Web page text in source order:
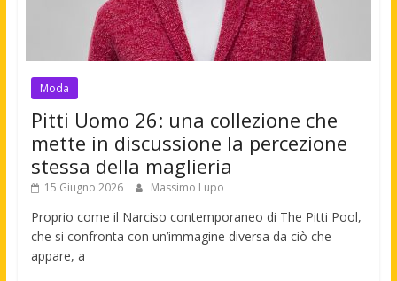
Moda
Pitti Uomo 26: una collezione che
mette in discussione la percezione
stessa della maglieria
15 Giugno 2026 Massimo Lupo
Proprio come il Narciso contemporaneo di The Pitti Pool,
che si confronta con un’immagine diversa da ciò che
appare, a